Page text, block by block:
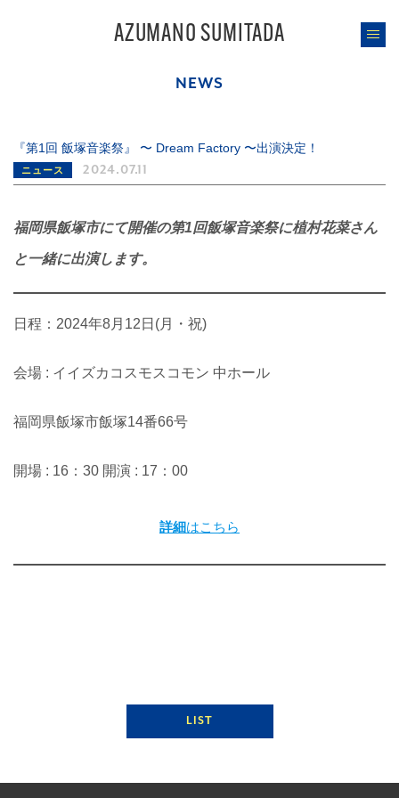
AZUMANO SUMITADA
NEWS
『第1回 飯塚音楽祭』 〜 Dream Factory 〜出演決定！
ニュース 2024.07.11
福岡県飯塚市にて開催の第1回飯塚音楽祭に植村花菜さん
と一緒に出演します。
日程：2024年8月12日(月・祝)
会場 : イイズカコスモスコモン 中ホール
福岡県飯塚市飯塚14番66号
開場 : 16：30 開演 : 17：00
詳細はこちら
LIST